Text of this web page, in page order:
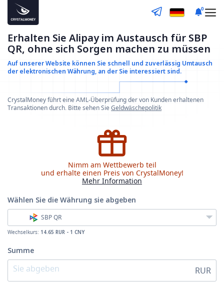
0
Erhalten Sie Alipay im Austausch für SBP
QR, ohne sich Sorgen machen zu müssen
Auf unserer Website können Sie schnell und zuverlässig Umtausch
der elektronischen Währung, an der Sie interessiert sind.
CrystalMoney führt eine AML-Überprüfung der von Kunden erhaltenen
Transaktionen durch. Bitte sehen SieGeldwäschepolitik
Nimm am Wettbewerb teil
und erhalte einen Preis von CrystalMoney!
Mehr Information
Wählen Sie die Währung sie abgeben
SBP QR
Wechselkurs: 14.65 RUR - 1 CNY
Summe
RUR